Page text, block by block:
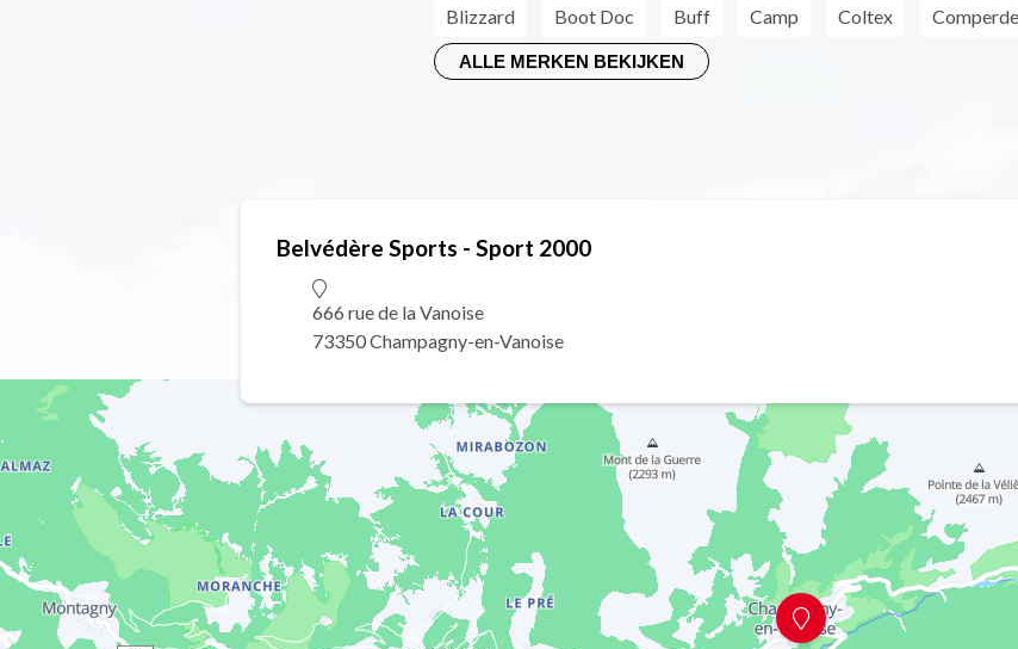
Blizzard Boot Doc Buff Camp Coltex
ALLE MERKEN BEKIJKEN
Belvédère Sports - Sport 2000
666 rue de la Vanoise
73350 Champagny-en-Vanoise